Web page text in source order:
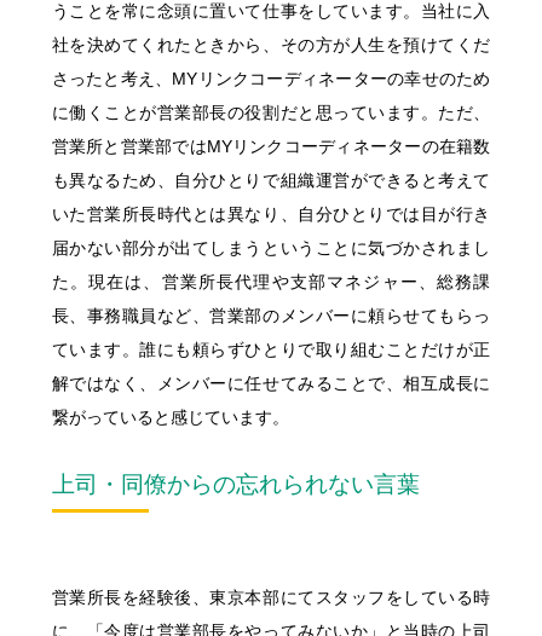
うことを常に念頭に置いて仕事をしています。当社に入
社を決めてくれたときから、その方が人生を預けてくだ
さったと考え、MYリンクコーディネーターの幸せのため
に働くことが営業部長の役割だと思っています。ただ、
営業所と営業部ではMYリンクコーディネーターの在籍数
も異なるため、自分ひとりで組織運営ができると考えて
いた営業所長時代とは異なり、自分ひとりでは目が行き
届かない部分が出てしまうということに気づかされまし
た。現在は、営業所長代理や支部マネジャー、総務課
長、事務職員など、営業部のメンバーに頼らせてもらっ
ています。誰にも頼らずひとりで取り組むことだけが正
解ではなく、メンバーに任せてみることで、相互成長に
繋がっていると感じています。
上司・同僚からの忘れられない言葉
営業所長を経験後、東京本部にてスタッフをしている時
に、「今度は営業部長をやってみないか」と当時の上司